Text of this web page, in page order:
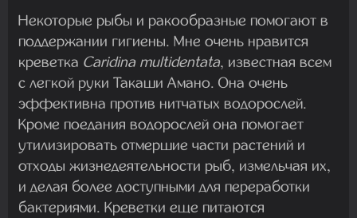
Некоторые рыбы и ракообразные помогают в
поддержании гигиены. Мне очень нравится
креветка Caridina multidentata, известная всем
с легкой руки Такаши Амано. Она очень
эффективна против нитчатых водорослей.
Кроме поедания водорослей она помогает
утилизировать отмершие части растений и
отходы жизнедеятельности рыб, измельчая их,
и делая более доступными для переработки
бактериями. Креветки еще питаются